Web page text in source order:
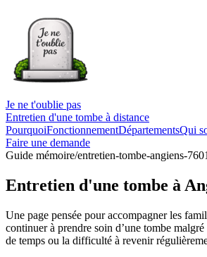
Je ne t'oublie pas
Entretien d'une tombe à distance
PourquoiFonctionnementDépartementsQui
Faire une demande
Guide mémoire/entretien-tombe-angiens-
Entretien d'une tombe à
Une page pensée pour accompagner les
continuer à prendre soin d’une tombe
de temps ou la difficulté à revenir